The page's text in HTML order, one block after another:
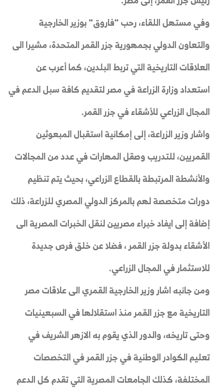
وفي مستهل اللقاء، رحب "فاروق" بوزير الخارجية
والتعاون الدولي بجمهورية جزر القمر المتحدة، مشيرا الى
العلاقات التاريخية التي تربط البلدين، كما أعرب عن
استعداد وزارة الزراعة في مصر لتقديم كافة سبل الدعم في
المجال الزراعي للأشقاء في جزر القمر.
واشار وزير الزراعة، إلى إمكانية استقبال المبعوثين
القمريين، للتدريب وصقل المهارات في عدد من المجالات
والأنشطة المرتبطة بالقطاع الزراعي، بحيث يتم تنظيم
دورات متخصصة لهم بالمركز الدولي المصري للزراعة، ذلك
إضافة إلى ايفاد خبراء مصريين لنقل الخبرات المصرية الى
الأشقاء بدولة جزر القمر ، فضلا عن خلق فرص جديدة
للاستثمار في المجال الزراعي.
ومن جانبه اشار وزير الخارجية القمري الى علاقات مصر
التاريخية مع جزر القمر منذ استقلالها في السبعينيات
وحتى تاريخه، والدور الذي يقوم به الازهر الشريف في
تعليم الكوادر الوطنية في جزر القمر في التخصصات
المختلفة، كذلك الجامعات المصرية التي تقدم كل الدعم